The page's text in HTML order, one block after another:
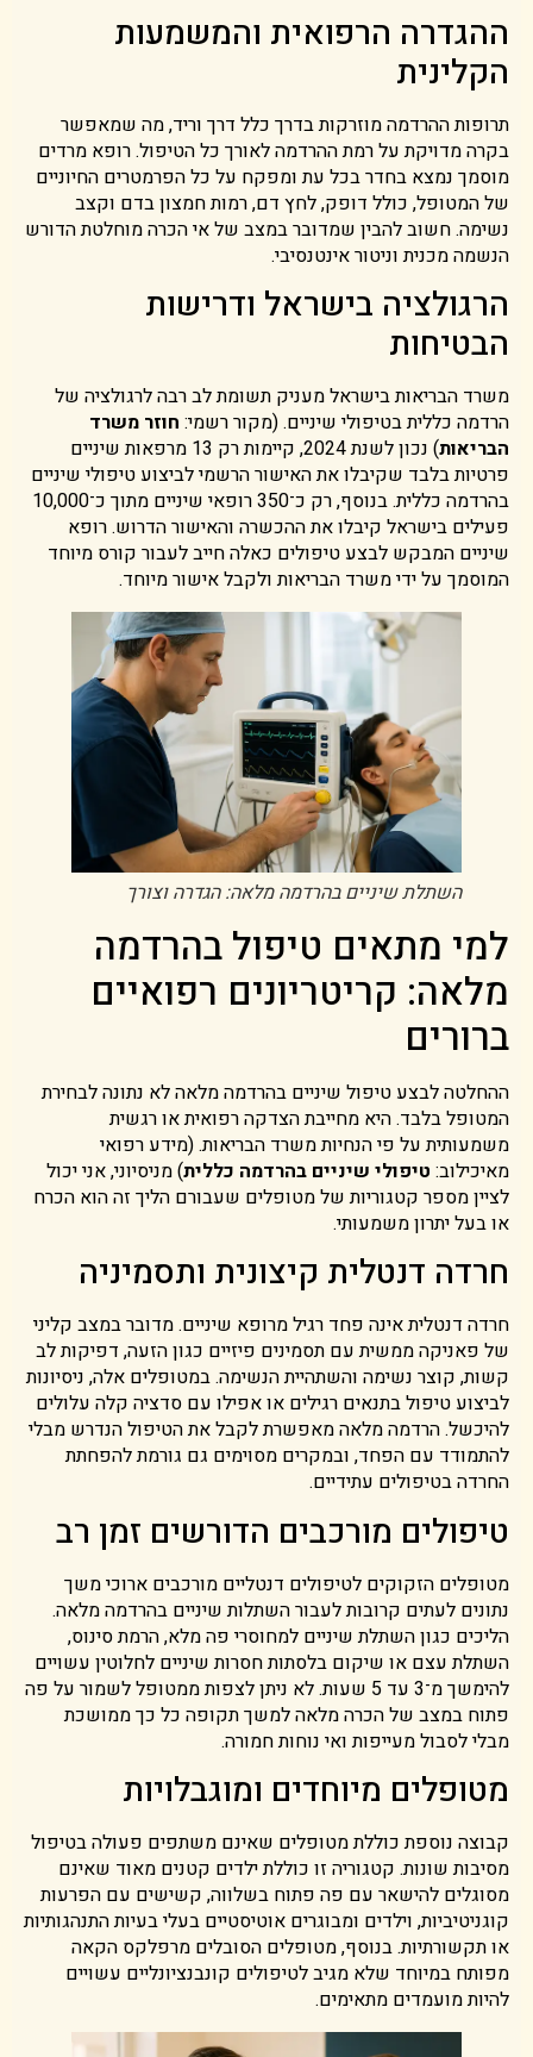
ההגדרה הרפואית והמשמעות
הקלינית
תרופות ההרדמה מוזרקות בדרך כלל דרך וריד, מה שמאפשר
בקרה מדויקת על רמת ההרדמה לאורך כל הטיפול. רופא מרדים
מוסמך נמצא בחדר בכל עת ומפקח על כל הפרמטרים החיוניים
של המטופל, כולל דופק, לחץ דם, רמות חמצון בדם וקצב
נשימה. חשוב להבין שמדובר במצב של אי הכרה מוחלטת הדורש
הנשמה מכנית וניטור אינטנסיבי.
הרגולציה בישראל ודרישות
הבטיחות
משרד הבריאות בישראל מעניק תשומת לב רבה לרגולציה של
הרדמה כללית בטיפולי שיניים. (מקור רשמי: חוזר משרד
הבריאות
) נכון לשנת 2024, קיימות רק 13 מרפאות שיניים
פרטיות בלבד שקיבלו את האישור הרשמי לביצוע טיפולי שיניים
בהרדמה כללית. בנוסף, רק כ־350 רופאי שיניים מתוך כ־10,000
פעילים בישראל קיבלו את ההכשרה והאישור הדרוש. רופא
שיניים המבקש לבצע טיפולים כאלה חייב לעבור קורס מיוחד
המוסמך על ידי משרד הבריאות ולקבל אישור מיוחד.
השתלת שיניים בהרדמה מלאה: הגדרה וצורך
למי מתאים טיפול בהרדמה
מלאה: קריטריונים רפואיים
ברורים
ההחלטה לבצע טיפול שיניים בהרדמה מלאה לא נתונה לבחירת
המטופל בלבד. היא מחייבת הצדקה רפואית או רגשית
משמעותית על פי הנחיות משרד הבריאות. (מידע רפואי
מאיכילוב: טיפולי שיניים בהרדמה כללית) מניסיוני, אני יכול
לציין מספר קטגוריות של מטופלים שעבורם הליך זה הוא הכרח
או בעל יתרון משמעותי.
חרדה דנטלית קיצונית ותסמיניה
חרדה דנטלית אינה פחד רגיל מרופא שיניים. מדובר במצב קליני
של פאניקה ממשית עם תסמינים פיזיים כגון הזעה, דפיקות לב
קשות, קוצר נשימה והשתהיית הנשימה. במטופלים אלה, ניסיונות
לביצוע טיפול בתנאים רגילים או אפילו עם סדציה קלה עלולים
להיכשל. הרדמה מלאה מאפשרת לקבל את הטיפול הנדרש מבלי
להתמודד עם הפחד, ובמקרים מסוימים גם גורמת להפחתת
החרדה בטיפולים עתידיים.
טיפולים מורכבים הדורשים זמן רב
מטופלים הזקוקים לטיפולים דנטליים מורכבים ארוכי משך
נתונים לעתים קרובות לעבור השתלות שיניים בהרדמה מלאה.
הליכים כגון השתלת שיניים למחוסרי פה מלא, הרמת סינוס,
השתלת עצם או שיקום בלסתות חסרות שיניים לחלוטין עשויים
להימשך מ־3 עד 5 שעות. לא ניתן לצפות ממטופל לשמור על פה
פתוח במצב של הכרה מלאה למשך תקופה כל כך ממושכת
מבלי לסבול מעייפות ואי נוחות חמורה.
מטופלים מיוחדים ומוגבלויות
קבוצה נוספת כוללת מטופלים שאינם משתפים פעולה בטיפול
מסיבות שונות. קטגוריה זו כוללת ילדים קטנים מאוד שאינם
מסוגלים להישאר עם פה פתוח בשלווה, קשישים עם הפרעות
קוגניטיביות, וילדים ומבוגרים אוטיסטיים בעלי בעיות התנהגותיות
או תקשורתיות. בנוסף, מטופלים הסובלים מרפלקס הקאה
מפותח במיוחד שלא מגיב לטיפולים קונבנציונליים עשויים
להיות מועמדים מתאימים.